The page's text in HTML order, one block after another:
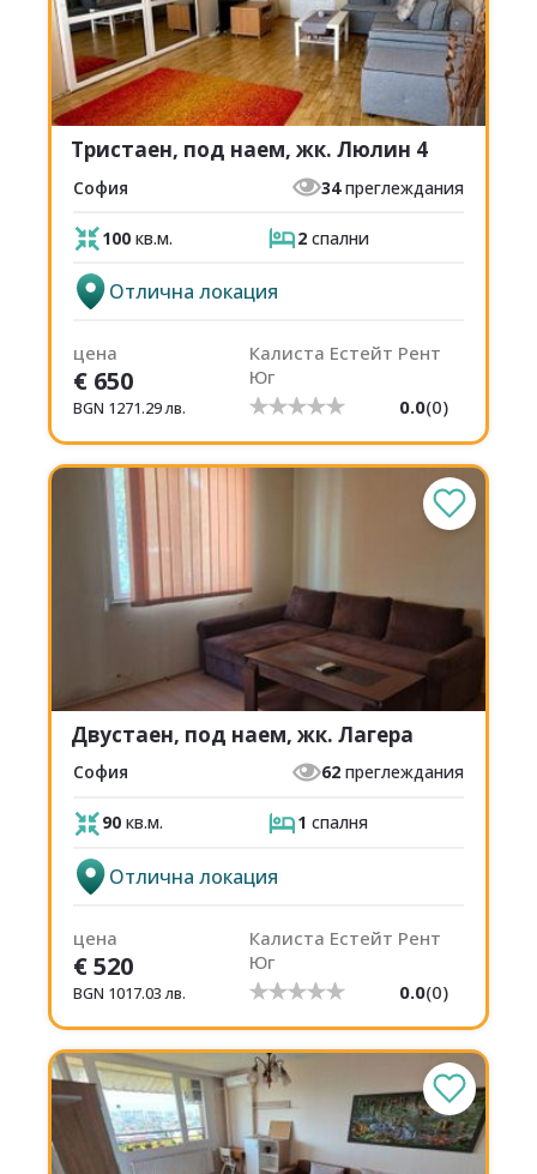
Тристаен, под наем, жк. Люлин 4
София 34 преглеждания
100 кв.м. 2 спални
Отлична локация
цена
€ 650
BGN 1271.29лв.
Калиста Естейт Рент
Юг
0.0(0)
Двустаен, под наем, жк. Лагера
София 62 преглеждания
90 кв.м. 1 спалня
Отлична локация
цена
€520
BGN 1017.03лв.
Калиста Естейт Рент
Юг
0.0(0)